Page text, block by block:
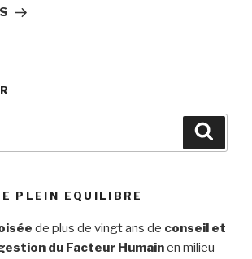
PLEIN EQUILIBRE
de plus de vingt ans de conseil et
du Facteur Humainen milieu